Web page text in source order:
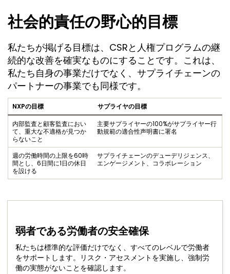
社会的責任の野心的目標
私たちが掲げる目標は、CSRと人権プログラムの継
続的な改善を確実なものにすることです。これは、
私たち自身の事業だけでなく、サプライチェーンの
パートナーの事業でも同様です。
NXPの目標
サプライヤの目標
内部監査と顧客監査におい
て、重大な不適格が見つか
らないこと
主要サプライヤーの100%がサプライヤー行
動規範の適合性声明書に署名
週の労働時間の上限を60時
間とし、6日間に1日の休日
を設ける
サプライチェーンのデューデリジェンス、
エンゲージメント、コラボレーション
弱者である労働者の安全確保
私たちは標準的な評価だけでなく、すべてのレベルで労働者
をサポートします。リスク・アセスメントを実施し、強制労
働の実態がないことを確認します。